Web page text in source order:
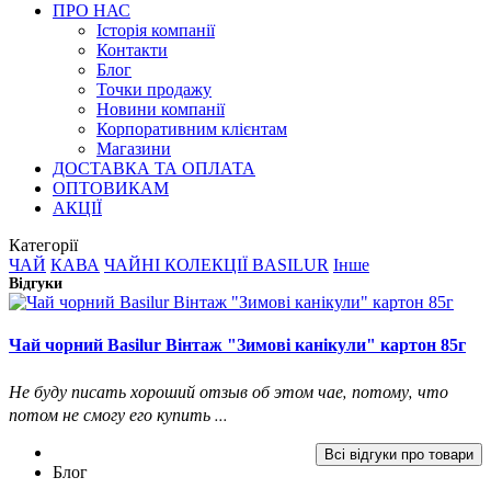
ПРО НАС
Історія компанії
Контакти
Блог
Точки продажу
Новини компанії
Корпоративним клієнтам
Магазини
ДОСТАВКА ТА ОПЛАТА
ОПТОВИКАМ
АКЦІЇ
Категорії
ЧАЙ КАВА ЧАЙНІ КОЛЕКЦІЇ BASILUR Інше
Відгуки
Чай чорний Basilur Вінтаж "Зимові канікули" картон 85г
Не буду писать хороший отзыв об этом чае, потому, что
потом не смогу его купить ...
Всі відгуки про товари
Блог